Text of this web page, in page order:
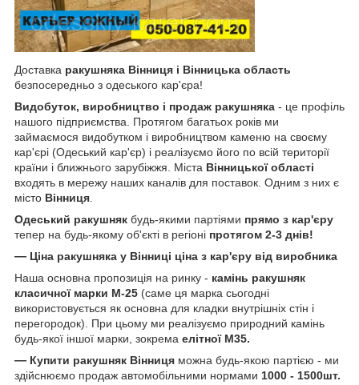
Доставка ракушняка Вінниця і Вінницька область
безпосередньо з одеського кар'єра!
Видобуток, виробництво і продаж ракушняка - це профіль
нашого підприємства. Протягом багатьох років ми
займаємося видобутком і виробництвом каменю на своєму
кар'єрі (Одеський кар'єр) і реалізуємо його по всій території
країни і ближнього зарубіжжя. Міста Вінницької області
входять в мережу наших каналів для поставок. Одним з них є
місто Вінниця
Одеський ракушняк будь-якими партіями прямо з кар'єру
тепер на будь-якому об'єкті в регіоні протягом 2-3 днів!
— Ціна ракушняка у Вінниці ціна з кар'єру від виробника
Наша основна пропозиція на ринку - камінь ракушняк
класичної марки М-25 (саме ця марка сьогодні
використовується як основна для кладки внутрішніх стін і
перегородок). При цьому ми реалізуємо природний камінь
будь-якої іншої марки, зокрема елітної М35.
— Купити ракушняк Вінниця можна будь-якою партією - ми
здійснюємо продаж автомобільними нормами 1000 - 1500шт.